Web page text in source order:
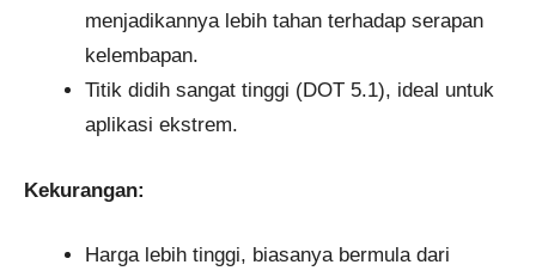
menjadikannya lebih tahan terhadap serapan
kelembapan.
Titik didih sangat tinggi (DOT 5.1), ideal untuk
aplikasi ekstrem.
Kekurangan:
Harga lebih tinggi, biasanya bermula dari